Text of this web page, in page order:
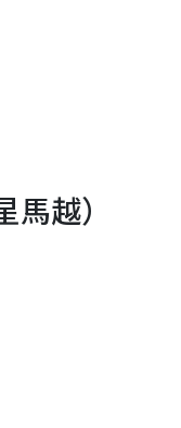
越）